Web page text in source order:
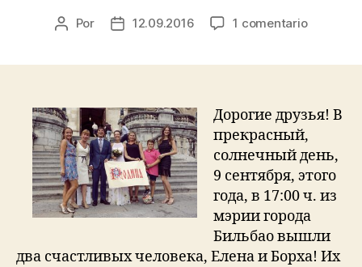
Autor
Por
Fecha12.09.2016 1 comentarioen
со
Дорогие друзья! В
прекрасный,
солнечный день,
9 сентября, этого
года, в 17:00 ч. из
мэрии города
Бильбао вышли
два счастливых человека, Елена и Борха! Их